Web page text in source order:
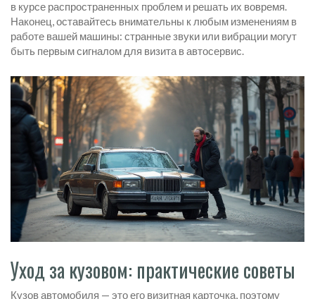
в курсе распространенных проблем и решать их вовремя.
Наконец, оставайтесь внимательны к любым изменениям в
работе вашей машины: странные звуки или вибрации могут
быть первым сигналом для визита в автосервис.
Уход за кузовом: практические советы
Кузов автомобиля — это его визитная карточка, поэтому